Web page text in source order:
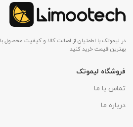
در لیموتک با اطمنیان از اصالت کالا و کیفیت محصول با
بهترین قیمت خرید کنید
فروشگاه لیموتک
تماس با ما
درباره ما